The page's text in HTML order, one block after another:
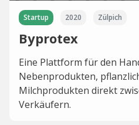
Startup 2020 Zülpich
Byprotex
Eine Plattform für den
Nebenprodukten,
Milchprodukten direkt
Verkäufern.